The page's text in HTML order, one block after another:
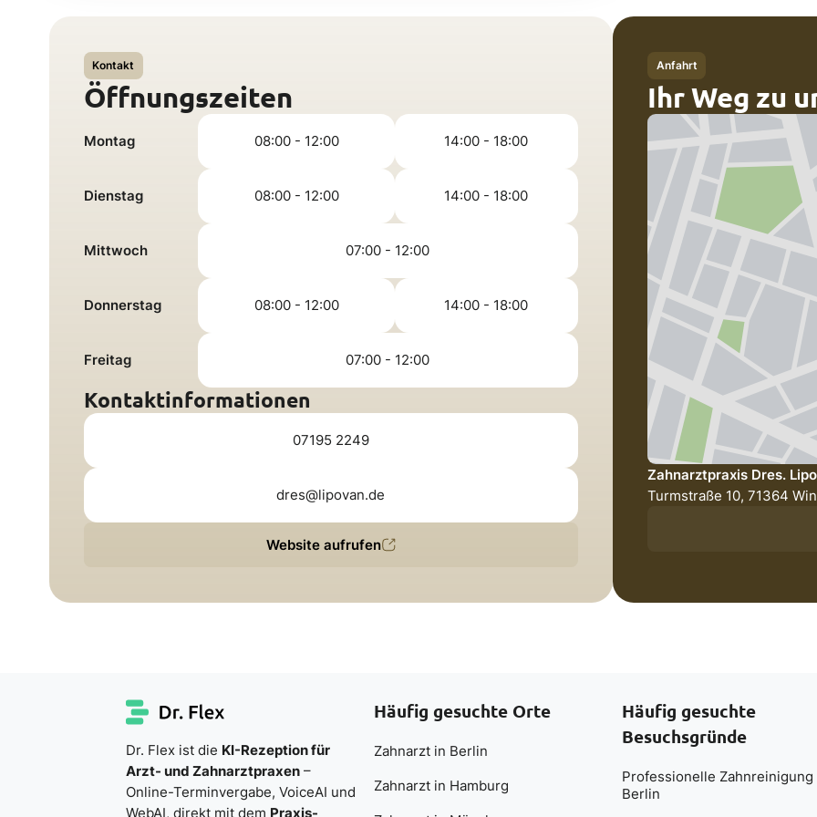
Kontakt
Öffnungszeiten
Montag 08:00 - 12:00 14:00 - 18:00
Dienstag 08:00 - 12:00 14:00 - 18:00
Mittwoch 07:00 - 12:00
Donnerstag 08:00 - 12:00 14:00 - 18:00
Freitag 07:00 - 12:00
Kontaktinformationen
07195 2249
dres@lipovan.de
Website aufrufen
Anfahrt
Ihr Weg zu
Zahnarztpraxis Dres.
Turmstraße 10, 71364
Dr. Flex ist die KI-Rezeption für
Arzt- und Zahnarztpraxen–
Online-Terminvergabe, VoiceAI und
WebAI, direkt mit dem Praxis-
Häufig gesuchte Orte
Zahnarzt in Berlin
Zahnarzt in Hamburg
Häufig gesuchte
Besuchsgründe
Professionelle Zahnreinigung
Berlin